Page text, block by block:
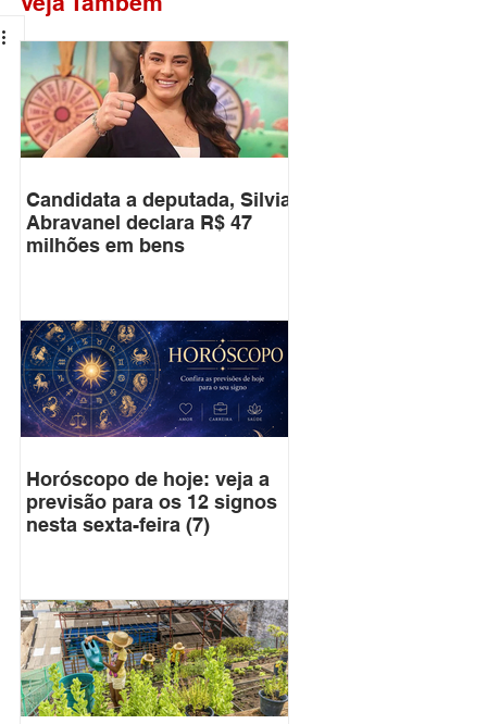
Candidata a deputada, Silvia
Abravanel declara R$ 47
milhões em bens
Horóscopo de hoje: veja a
previsão para os 12 signos
nesta sexta-feira (7)